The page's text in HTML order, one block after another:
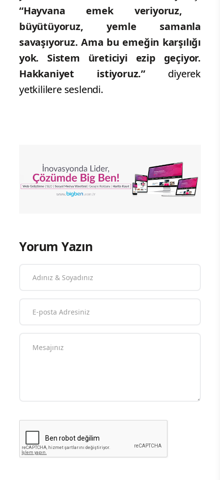
“Hayvana emek veriyoruz,
büyütüyoruz, yemle samanla
savaşıyoruz. Ama bu emeğin karşılığı
yok. Sistem üreticiyi ezip geçiyor.
Hakkaniyet istiyoruz.” diyerek
yetkililere seslendi.
Yorum Yazın